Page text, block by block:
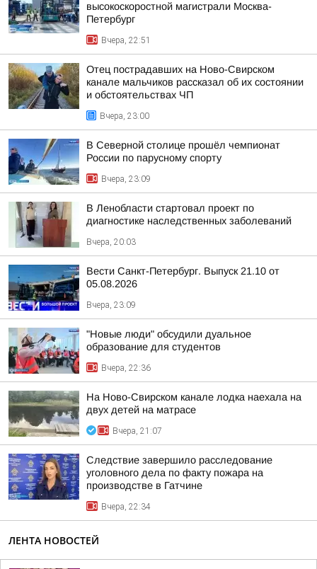
высокоскоростной магистрали Москва-
Петербург
Вчера, 22:51
Отец пострадавших на Ново-Свирском
канале мальчиков рассказал об их состоянии
и обстоятельствах ЧП
Вчера, 23:00
В Северной столице прошёл чемпионат
России по парусному спорту
Вчера, 23:09
В Ленобласти стартовал проект по
диагностике наследственных заболеваний
Вчера, 20:03
Вести Санкт-Петербург. Выпуск 21.10 от
05.08.2026
Вчера, 23:09
"Новые люди" обсудили дуальное
образование для студентов
Вчера, 22:36
На Ново-Свирском канале лодка наехала на
двух детей на матрасе
Вчера, 21:07
Следствие завершило расследование
уголовного дела по факту пожара на
производстве в Гатчине
Вчера, 22:34
ЛЕНТА НОВОСТЕЙ